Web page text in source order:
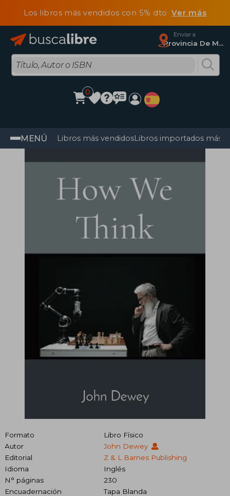
Los libros más vendidos con 5% dtoVer más
Enviar a
Provincia De Madrid
0
MENÚ Libros más vendidosLibros importados más
Formato
Libro Físico
Autor
John Dewey
Editorial
Z & L Barnes Publishing
Idioma
Inglés
N° páginas
230
Encuadernación
Tapa Blanda